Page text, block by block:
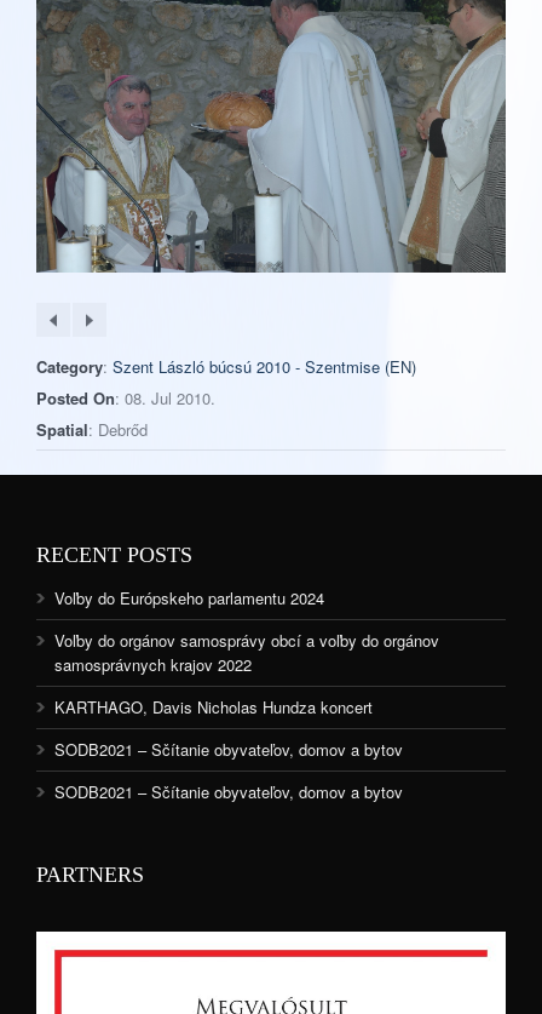
Category: Szent László búcsú 2010 - Szentmise (EN)
Posted On: 08. Jul 2010.
Spatial: Debrőd
RECENT POSTS
Voľby do Európskeho parlamentu 2024
Voľby do orgánov samosprávy obcí a voľby do orgánov
samosprávnych krajov 2022
KARTHAGO, Davis Nicholas Hundza koncert
SODB2021 – Sčítanie obyvateľov, domov a bytov
SODB2021 – Sčítanie obyvateľov, domov a bytov
PARTNERS